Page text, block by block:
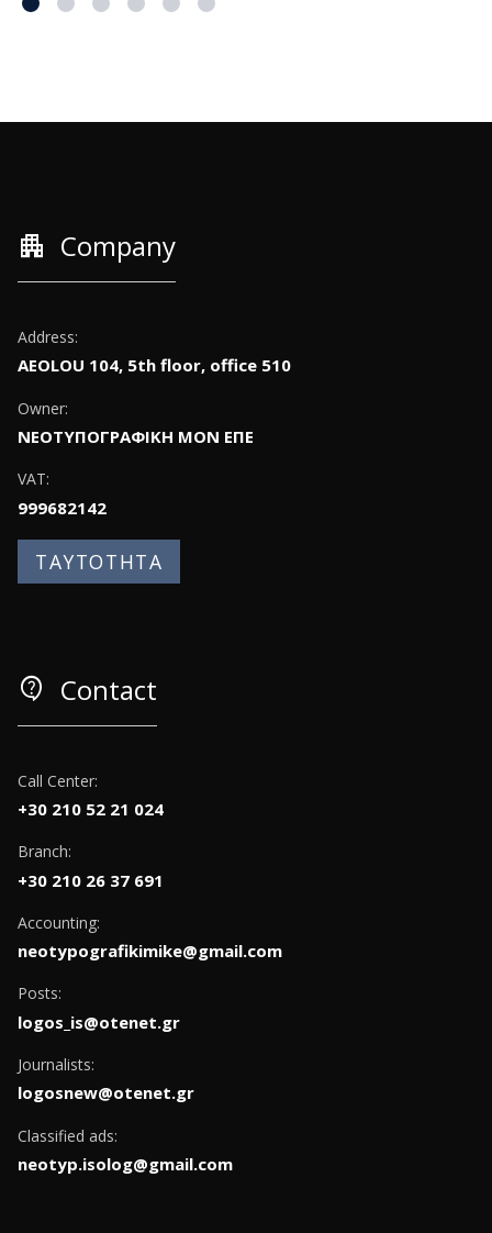
apartment Company
Address:
AEOLOU 104, 5th floor, office 510
Owner:
ΝΕΟΤΥΠΟΓΡΑΦΙΚΗ ΜΟΝ ΕΠΕ
VAT:
999682142
ΤΑΥΤΟΤΗΤΑ
contact_support Contact
Call Center:
+30 210 52 21 024
Branch:
+30 210 26 37 691
Accounting:
neotypografikimike@gmail.com
Posts:
logos_is@otenet.gr
Journalists:
logosnew@otenet.gr
Classified ads:
neotyp.isolog@gmail.com